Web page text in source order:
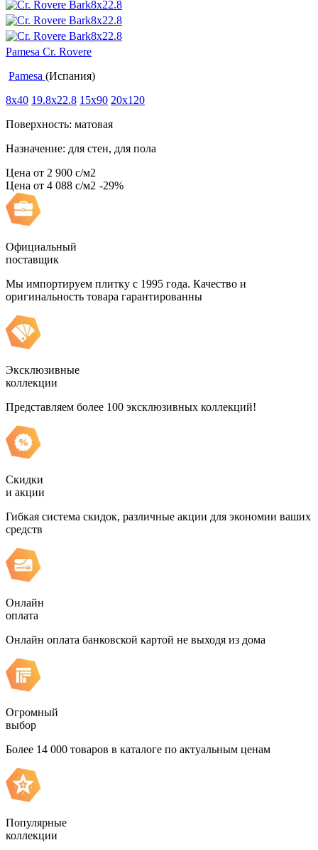
Pamesa Cr. Rovere
Pamesa (Испания)
8x40 19.8x22.8 15x90 20x120
Поверхность: матовая
Назначение: для стен, для пола
Цена от 2 900 c/м2
Цена от 4 088 c/м2 -29%
Официальный
поставщик
Мы импортируем плитку с 1995 года. Качество и
оригинальность товара гарантированны
Эксклюзивные
коллекции
Представляем более 100 эксклюзивных коллекций!
Скидки
и акции
Гибкая система скидок, различные акции для экономии ваших
средств
Онлайн
оплата
Онлайн оплата банковской картой не выходя из дома
Огромный
выбор
Более 14 000 товаров в каталоге по актуальным ценам
Популярные
коллекции